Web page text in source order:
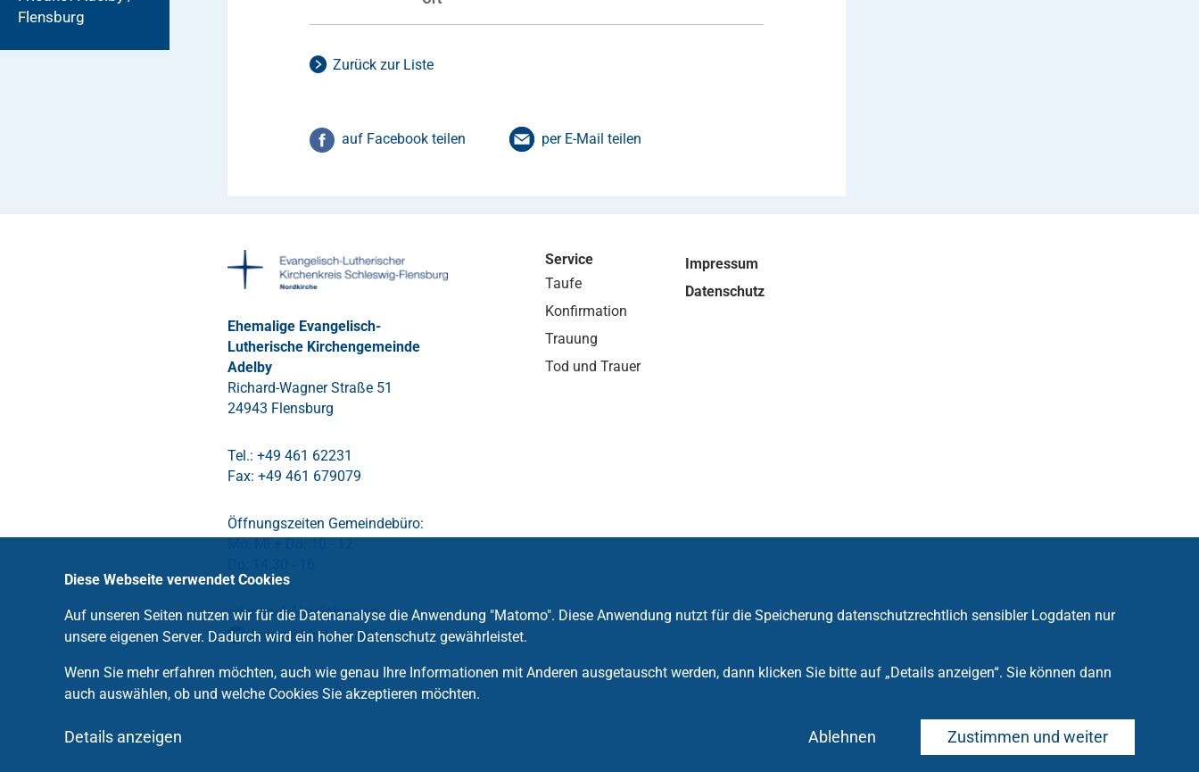
Flensburg
Zurück zur Liste
auf Facebook teilen per E-Mail teilen
Ehemalige Evangelisch-
Lutherische Kirchengemeinde
Adelby
Richard-Wagner Straße 51
24943 Flensburg
Tel.: +49 461 62231
Fax: +49 461 679079
Öffnungszeiten Gemeindebüro:
oder nach Vereinbarung
buero@kirche-adelby.de
Service
Taufe
Konfirmation
Trauung
Tod und Trauer
Impressum
Datenschutz
Diese Webseite verwendet Cookies
Auf unseren Seiten nutzen wir für die Datenanalyse die Anwendung "Matomo". Diese Anwendung nutzt für die Speicherung datenschutzrechtlich sensibler Logdaten nur
unsere eigenen Server. Dadurch wird ein hoher Datenschutz gewährleistet.
Wenn Sie mehr erfahren möchten, auch wie genau Ihre Informationen mit Anderen ausgetauscht werden, dann klicken Sie bitte auf „Details anzeigen“. Sie können dann
auch auswählen, ob und welche Cookies Sie akzeptieren möchten.
Zustimmen und weiter
Details anzeigen Ablehnen